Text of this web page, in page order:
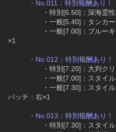
・No.011：特別報酬あり！
・特別[6.50]：深海霊性
・一般[5.40]：タンカー
・一般[7.00]：ブルーキャ
×1
・No.012：特別報酬あり！
・特別[7.20]：大判クリス
・一般[7.00]：スタイルカ
・一般[7.30]：スタイルカ
パッチ：右×1
・No.013：特別報酬あり！
・特別[7.30]：スタイルカ